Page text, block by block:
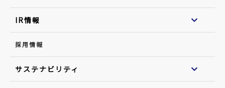
IR情報
採用情報
サステナビリティ